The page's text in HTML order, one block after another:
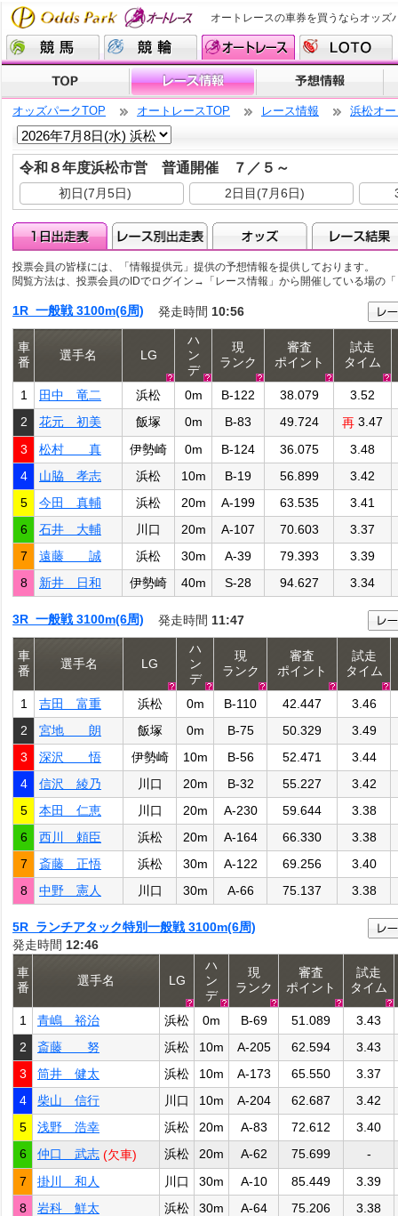
オートレースの車券を買うならオッズ
オッズパークTOP オートレースTOP レース情報 浜松オ
令和８年度浜松市営 普通開催 ７／５～
初日(7月5日) 2日目(7月6日)
投票会員の皆様には、「情報提供元」提供の予想情報を提供しております。
閲覧方法は、投票会員のIDでログイン→「レース情報」から開催している場の
1R 一般戦 3100m(6周) 発走時間 10:56
車
番
選手名 LG
ハ
ン
デ
現
ランク
審査
ポイント
試走
タイム
1 田中 竜二 浜松 0m B-122 38.079
3.52
2
花元 初美 飯塚 0m B-83 49.724 再 3.47
3
松村 真 伊勢崎 0m B-124 36.075
3.48
4
山脇 孝志 浜松 10m B-19 56.899
3.42
5
今田 真輔 浜松 20m A-199 63.535
3.41
6
石井 大輔 川口 20m A-107 70.603
3.37
7
遠藤 誠 浜松 30m A-39 79.393
3.39
8
新井 日和 伊勢崎 40m S-28 94.627 3.34
3R 一般戦 3100m(6周) 発走時間 11:47
車
番
選手名 LG
ハ
ン
デ
現
ランク
審査
ポイント
試走
タイム
1 吉田 富重 浜松 0m B-110 42.447
3.46
2
宮地 朗 飯塚 0m B-75 50.329
3.49
3
深沢 悟 伊勢崎 10m B-56 52.471
3.44
4
信沢 綾乃 川口 20m B-32 55.227
3.42
5
本田 仁恵 川口 20m A-230 59.644
3.38
6
西川 頼臣 浜松 20m A-164 66.330
3.38
7
斎藤 正悟 浜松 30m A-122 69.256
3.40
8
中野 憲人 川口 30m A-66 75.137 3.38
5R ランチアタック特別一般戦 3100m(6周)
発走時間 12:46
車
番
選手名 LG
ハ
ン
デ
現
ランク
審査
ポイント
試走
タイム
1 青嶋 裕治 浜松 0m B-69 51.089
3.43
2
斎藤 努 浜松 10m A-205 62.594
3.43
3
筒井 健太 浜松 10m A-173 65.550
3.37
4
柴山 信行 川口 10m A-204 62.687
3.42
5
浅野 浩幸 浜松 20m A-83 72.612
3.40
6
仲口 武志 (欠車) 浜松 20m A-62 75.699
-
7
掛川 和人 川口 30m A-10 85.449
3.39
8
岩科 鮮太 浜松 30m A-64 75.206 3.38